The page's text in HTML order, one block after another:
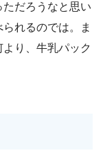
だろうなと思い
れるのでは。ま
り、牛乳パック